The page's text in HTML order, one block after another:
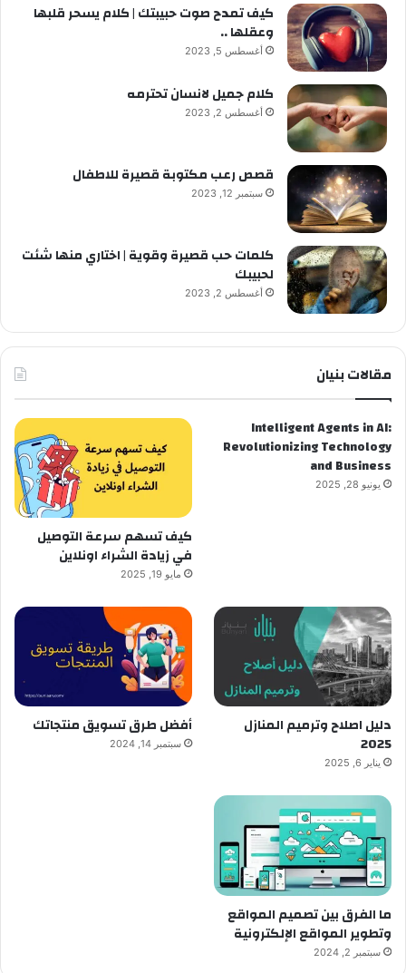
كيف تمدح صوت حبيبتك | كلام يسحر قلبها
وعقلها ..
أغسطس 5, 2023
كلام جميل لانسان تحترمه
أغسطس 2, 2023
قصص رعب مكتوبة قصيرة للاطفال
سبتمبر 12, 2023
كلمات حب قصيرة وقوية | اختاري منها شئت
لحبيبك
أغسطس 2, 2023
مقالات بنيان
Intelligent Agents in AI:
Revolutionizing Technology
and Business
يونيو 28, 2025
كيف تسهم سرعة التوصيل
في زيادة الشراء اونلاين
مايو 19, 2025
دليل اصلاح وترميم المنازل
2025
يناير 6, 2025
أفضل طرق تسويق منتجاتك
سبتمبر 14, 2024
ما الفرق بين تصميم المواقع
وتطوير المواقع الإلكترونية
سبتمبر 2, 2024